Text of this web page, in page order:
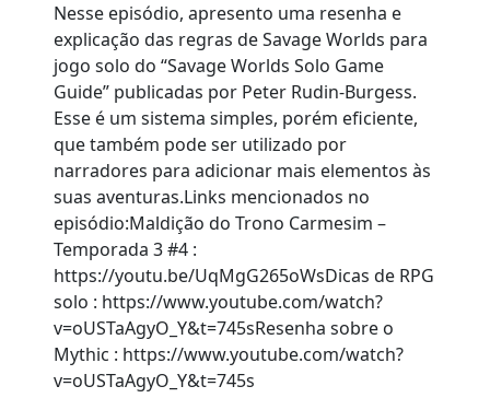
Nesse episódio, apresento uma resenha e
explicação das regras de Savage Worlds para
jogo solo do “Savage Worlds Solo Game
Guide” publicadas por Peter Rudin-Burgess.
Esse é um sistema simples, porém eficiente,
que também pode ser utilizado por
narradores para adicionar mais elementos às
suas aventuras.Links mencionados no
episódio:Maldição do Trono Carmesim –
Temporada 3 #4 :
https://youtu.be/UqMgG265oWsDicas de RPG
solo : https://www.youtube.com/watch?
v=oUSTaAgyO_Y&t=745sResenha sobre o
Mythic : https://www.youtube.com/watch?
v=oUSTaAgyO_Y&t=745s